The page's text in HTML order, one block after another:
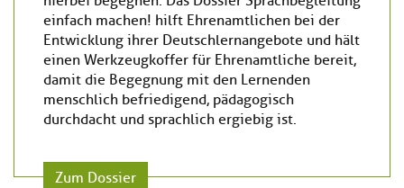
einfach machen! hilft Ehrenamtlichen bei der
Entwicklung ihrer Deutschlernangebote und hält
einen Werkzeugkoffer für Ehrenamtliche bereit,
damit die Begegnung mit den Lernenden
menschlich befriedigend, pädagogisch
durchdacht und sprachlich ergiebig ist.
Zum Dossier